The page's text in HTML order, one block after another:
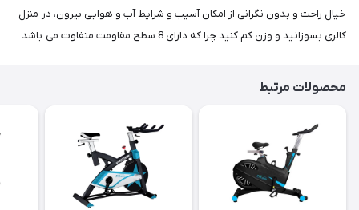
خیال راحت و بدون نگرانی از امکان آسیب و شرایط آب و هوایی بیرون، در منزل
کالری بسوزانید و وزن کم کنید چرا که دارای 8 سطح مقاومت متفاوت می باشد.
محصولات مرتبط